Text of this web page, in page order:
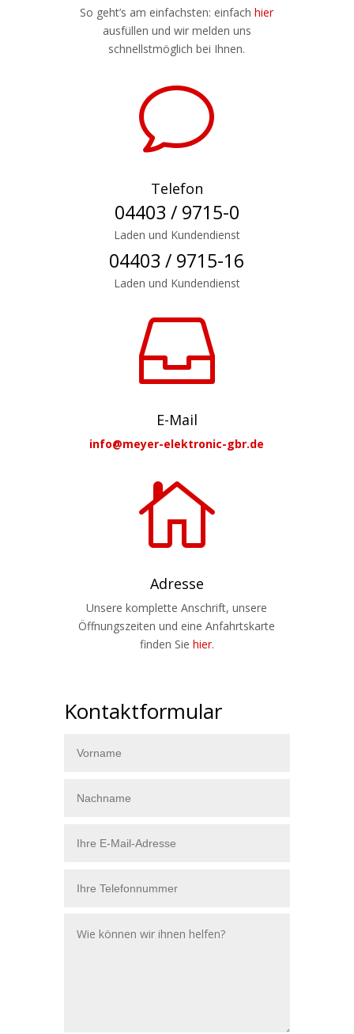
So geht’s am einfachsten: einfachhier
ausfüllen und wir melden uns
schnellstmöglich bei Ihnen.
v
Telefon
04403 / 9715-0
Laden und Kundendienst
04403 / 9715-16
Laden und Kundendienst

E-Mail
info@meyer-elektronic-gbr.de

Adresse
Unsere komplette Anschrift, unsere
Öffnungszeiten und eine Anfahrtskarte
finden Sie hier.
Kontaktformular